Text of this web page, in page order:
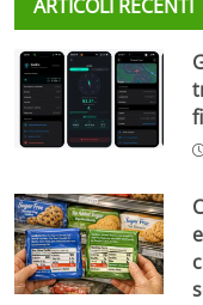
ARTICOLI RECENTI